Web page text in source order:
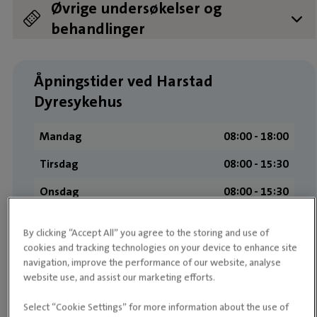
Operasjoner prises etter type,
metode, omfang, medisinforbruk med
Stingfjerning og / eller én rutine-
etterkontroll av operasjonssår (operasjon
Øvrige undersøkelser og
behandlinger
åpningstid, inkl inntil 30 min
konsultasjon
Åpningstider ved Harstad
Dyresykehus
Mandag
08:00 ­- 18:00
Tirsdag
08:00 ­- 15:30
Onsdag
08:00 ­- 15:30
Fredag
08:00 ­- 15:30
Lørdag
Søndag
Stengt
By clicking “Accept All” you agree to the storing and use of
cookies and tracking technologies on your device to enhance site
navigation, improve the performance of our website, analyse
website use, and assist our marketing efforts.
Select “Cookie Settings” for more information about the use of